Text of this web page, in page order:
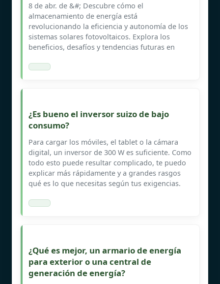
8 de abr. de &#; Descubre cómo el
almacenamiento de energía está
revolucionando la eficiencia y autonomía de los
sistemas solares fotovoltaicos. Explora los
beneficios, desafíos y tendencias futuras en
¿Es bueno el inversor suizo de bajo
consumo?
Para cargar los móviles, el tablet o la cámara
digital, un inversor de 300 W es suficiente. Como
todo esto puede resultar complicado, te puedo
explicar más rápidamente y a grandes rasgos
qué es lo que necesitas según tus exigencias.
¿Qué es mejor, un armario de energía
para exterior o una central de
generación de energía?